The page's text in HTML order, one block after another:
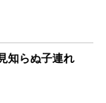
知らぬ子連れ